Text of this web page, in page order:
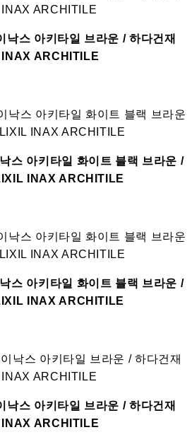
낙스 아키타일 브라운 / 하다건재
INAX ARCHITILE
스 아키타일 화이트 블랙 브라운 /
INAX ARCHITILE
스 아키타일 화이트 블랙 브라운 /
INAX ARCHITILE
낙스 아키타일 브라운 / 하다건재
INAX ARCHITILE